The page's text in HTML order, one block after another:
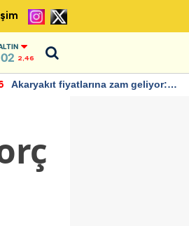
2,46
Akaryakıt fiyatlarına zam geliyor: